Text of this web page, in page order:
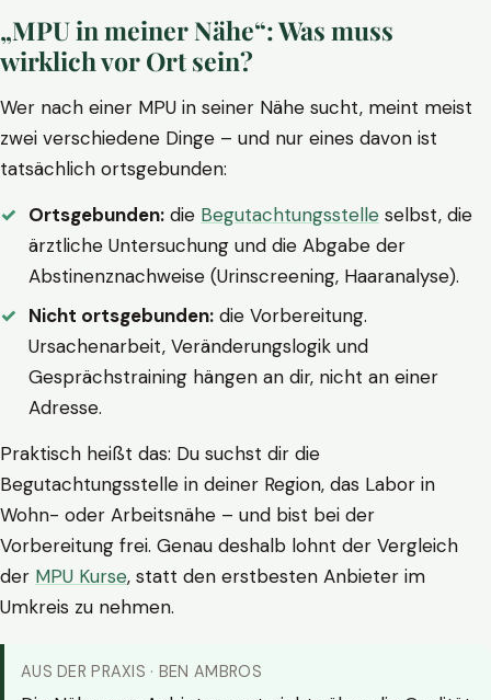
„MPU in meiner Nähe“: Was muss
wirklich vor Ort sein?
Wer nach einer MPU in seiner Nähe sucht, meint meist
zwei verschiedene Dinge – und nur eines davon ist
tatsächlich ortsgebunden:
Ortsgebunden: die Begutachtungsstelle selbst, die
ärztliche Untersuchung und die Abgabe der
Abstinenznachweise (Urinscreening, Haaranalyse).
Nicht ortsgebunden: die Vorbereitung.
Ursachenarbeit, Veränderungslogik und
Gesprächstraining hängen an dir, nicht an einer
Adresse.
Praktisch heißt das: Du suchst dir die
Begutachtungsstelle in deiner Region, das Labor in
Wohn- oder Arbeitsnähe – und bist bei der
Vorbereitung frei. Genau deshalb lohnt der Vergleich
der MPU Kurse, statt den erstbesten Anbieter im
Umkreis zu nehmen.
AUS DER PRAXIS · BEN AMBROS